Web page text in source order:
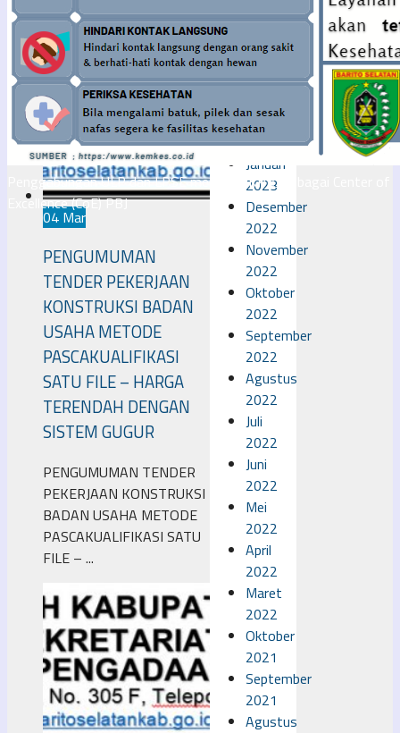
Penggabungan ULP dan LPSE menjadi UKPBJ sebagai Center of
Excellence (CoE) PBJ
2023
2023
Maret
Februari
2023
Januari
2023
Desember
2022
November
2022
Oktober
2022
September
2022
Agustus
2022
Juli
2022
Juni
2022
Mei
2022
April
2022
Maret
2022
Oktober
2021
September
2021
Agustus
04 Mar
PENGUMUMAN
TENDER PEKERJAAN
KONSTRUKSI BADAN
USAHA METODE
PASCAKUALIFIKASI
SATU FILE – HARGA
TERENDAH DENGAN
SISTEM GUGUR
PENGUMUMAN TENDER
PEKERJAAN KONSTRUKSI
BADAN USAHA METODE
PASCAKUALIFIKASI SATU
FILE – ...